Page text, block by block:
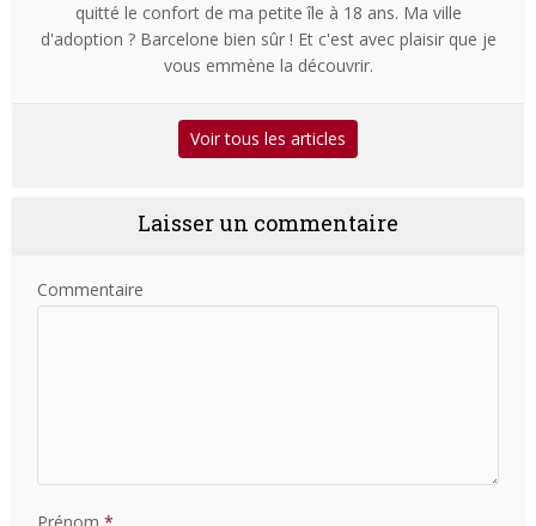
quitté le confort de ma petite île à 18 ans. Ma ville
d'adoption ? Barcelone bien sûr ! Et c'est avec plaisir que je
vous emmène la découvrir.
Voir tous les articles
Laisser un commentaire
Commentaire